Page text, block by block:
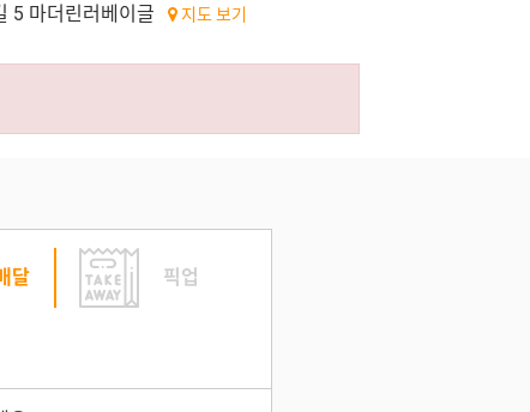
5 마더린러베이글 지도 보기
달 픽업